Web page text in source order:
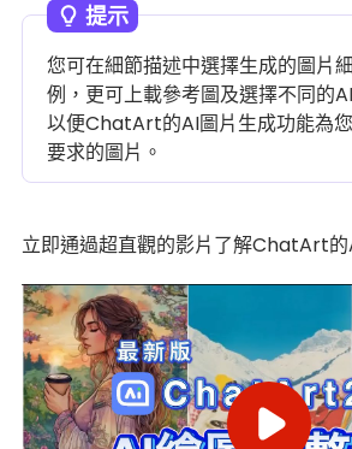
提示
您可在細節描述中選擇生成的圖片
例，更可上載參考圖及選擇不同的
以便ChatArt的AI圖片生成功能為
要求的圖片。
立即通過超直觀的影片了解ChatArt的